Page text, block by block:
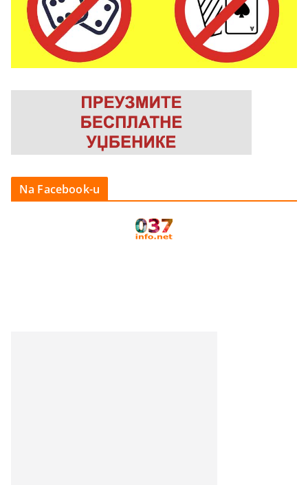
Na Facebook-u